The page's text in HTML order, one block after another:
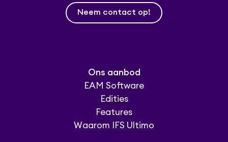
Neem contact op!
Ons aanbod
EAM Software
Edities
Features
Waarom IFS Ultimo